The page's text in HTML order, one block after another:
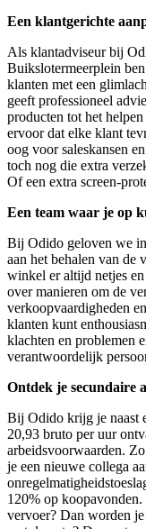
Een klantgerichte
Als klantadviseur bij
Buikslotermeerplein
klanten met een
geeft professioneel
producten tot het
ervoor dat elke klant
oog voor saleskansen
toch nog die extra
Of een extra screen-
Een team waar je op
Bij Odido geloven we
aan het behalen van de
winkel er altijd netjes
over manieren om de
verkoopvaardigheden
klanten kunt
klachten en problemen
verantwoordelijk
Ontdek je secundaire
Bij Odido krijg je naast
20,93 bruto per uur
arbeidsvoorwaarden.
je een nieuwe collega
120% op
vervoer? Dan worden